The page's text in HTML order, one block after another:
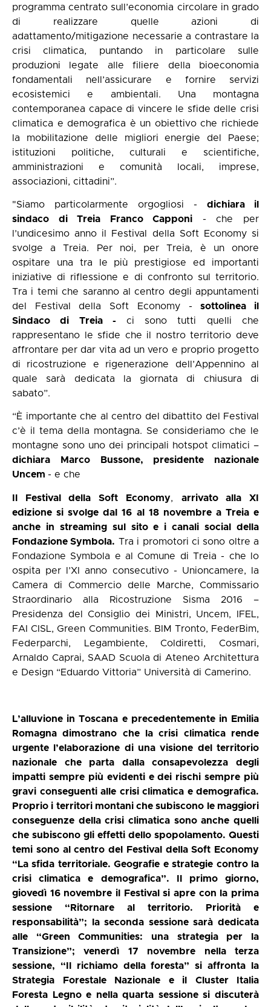
programma centrato sull’economia circolare in grado
di realizzare quelle azioni di
adattamento/mitigazione necessarie a contrastare la
crisi climatica, puntando in particolare sulle
produzioni legate alle filiere della bioeconomia
fondamentali nell’assicurare e fornire servizi
ecosistemici e ambientali. Una montagna
contemporanea capace di vincere le sfide delle crisi
climatica e demografica è un obiettivo che richiede
la mobilitazione delle migliori energie del Paese;
istituzioni politiche, culturali e scientifiche,
amministrazioni e comunità locali, imprese,
associazioni, cittadini”.
"Siamo particolarmente orgogliosi - dichiara il
sindaco di Treia Franco Capponi - che per
l’undicesimo anno il Festival della Soft Economy si
svolge a Treia. Per noi, per Treia, è un onore
ospitare una tra le più prestigiose ed importanti
iniziative di riflessione e di confronto sul territorio.
Tra i temi che saranno al centro degli appuntamenti
del Festival della Soft Economy -sottolinea il
Sindaco di Treia - ci sono tutti quelli che
rappresentano le sfide che il nostro territorio deve
affrontare per dar vita ad un vero e proprio progetto
di ricostruzione e rigenerazione dell’Appennino al
quale sarà dedicata la giornata di chiusura di
sabato”.
“È importante che al centro del dibattito del Festival
c’è il tema della montagna. Se consideriamo che le
montagne sono uno dei principali hotspot climatici –
dichiara Marco Bussone, presidente nazionale
Uncem - e che
Il Festival della Soft Economy, arrivato alla XI
edizione si svolge dal 16 al 18 novembre a Treia e
anche in streaming sul sito e i canali social della
Fondazione Symbola. Tra i promotori ci sono oltre a
Fondazione Symbola e al Comune di Treia - che lo
ospita per l’XI anno consecutivo - Unioncamere, la
Camera di Commercio delle Marche, Commissario
Straordinario alla Ricostruzione Sisma 2016 –
Presidenza del Consiglio dei Ministri, Uncem, IFEL,
FAI CISL, Green Communities. BIM Tronto, FederBim,
Federparchi, Legambiente, Coldiretti, Cosmari,
Arnaldo Caprai, SAAD Scuola di Ateneo Architettura
e Design “Eduardo Vittoria” Università di Camerino.
L’alluvione in Toscana e precedentemente in Emilia
Romagna dimostrano che la crisi climatica rende
urgente l’elaborazione di una visione del territorio
nazionale che parta dalla consapevolezza degli
impatti sempre più evidenti e dei rischi sempre più
gravi conseguenti alle crisi climatica e demografica.
Proprio i territori montani che subiscono le maggiori
conseguenze della crisi climatica sono anche quelli
che subiscono gli effetti dello spopolamento. Questi
temi sono al centro del Festival della Soft Economy
“La sfida territoriale. Geografie e strategie contro la
crisi climatica e demografica”. Il primo giorno,
giovedì 16 novembre il Festival si apre con la prima
sessione “Ritornare al territorio. Priorità e
responsabilità”; la seconda sessione sarà dedicata
alle “Green Communities: una strategia per la
Transizione”; venerdì 17 novembre nella terza
sessione, “Il richiamo della foresta” si affronta la
Strategia Forestale Nazionale e il Cluster Italia
Foresta Legno e nella quarta sessione si discuterà